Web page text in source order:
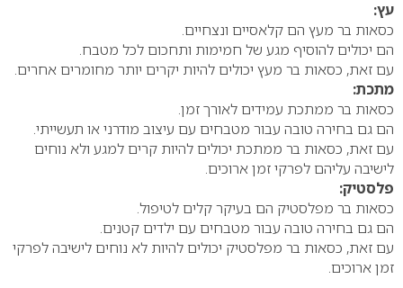
עץ:
כסאות בר מעץ הם קלאסיים ונצחיים.
הם יכולים להוסיף מגע של חמימות ותחכום לכל מטבח.
עם זאת, כסאות בר מעץ יכולים להיות יקרים יותר מחומרים אחרים.
מתכת:
כסאות בר ממתכת עמידים לאורך זמן.
הם גם בחירה טובה עבור מטבחים עם עיצוב מודרני או תעשייתי.
עם זאת, כסאות בר ממתכת יכולים להיות קרים למגע ולא נוחים
לישיבה עליהם לפרקי זמן ארוכים.
פלסטיק:
כסאות בר מפלסטיק הם בעיקר קלים לטיפול.
הם גם בחירה טובה עבור מטבחים עם ילדים קטנים.
עם זאת, כסאות בר מפלסטיק יכולים להיות לא נוחים לישיבה לפרקי
זמן ארוכים.